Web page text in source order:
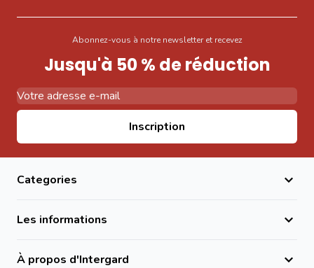
Abonnez-vous à notre newsletter et recevez
Jusqu'à 50 % de réduction
Inscription
Categories
Les informations
À propos d'Intergard